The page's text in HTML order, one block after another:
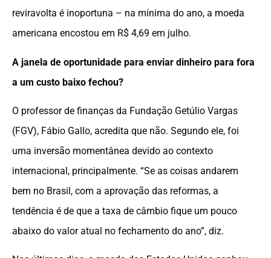
reviravolta é inoportuna – na mínima do ano, a moeda
americana encostou em R$ 4,69 em julho.
A janela de oportunidade para enviar dinheiro para fora
a um custo baixo fechou?
O professor de finanças da Fundação Getúlio Vargas
(FGV), Fábio Gallo, acredita que não. Segundo ele, foi
uma inversão momentânea devido ao contexto
internacional, principalmente. “Se as coisas andarem
bem no Brasil, com a aprovação das reformas, a
tendência é de que a taxa de câmbio fique um pouco
abaixo do valor atual no fechamento do ano”, diz.